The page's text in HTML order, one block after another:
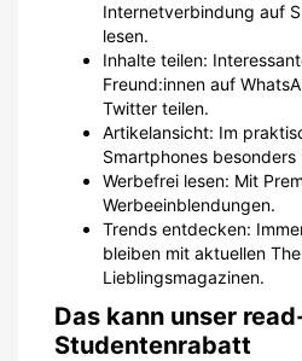
Internetverbindung auf
lesen.
Inhalte teilen:
Freund:innen auf
Twitter teilen.
Artikelansicht: Im
Smartphones
Werbefrei lesen: Mit
Werbeeinblendungen.
Trends entdecken:
bleiben mit aktuellen
Lieblingsmagazinen.
Das kann unser
Studentenrabatt